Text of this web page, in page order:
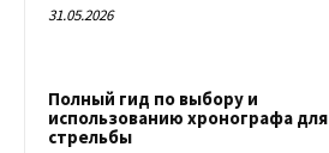
31.05.2026
Полный гид по выбору и
использованию хронографа для
стрельбы